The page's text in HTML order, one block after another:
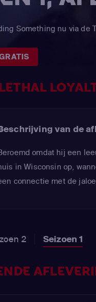
Something nu via de
van de
omdat hij een
in Wisconsin op,
connectie met de
2 Seizoen 1